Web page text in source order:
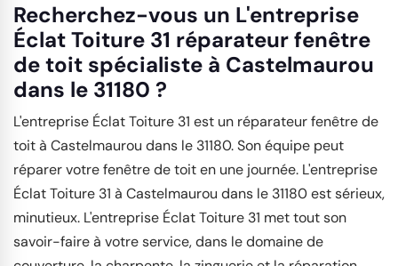
Recherchez-vous un L'entreprise
Éclat Toiture 31 réparateur fenêtre
de toit spécialiste à Castelmaurou
dans le 31180 ?
L'entreprise Éclat Toiture 31 est un réparateur fenêtre de
toit à Castelmaurou dans le 31180. Son équipe peut
réparer votre fenêtre de toit en une journée. L'entreprise
Éclat Toiture 31 à Castelmaurou dans le 31180 est sérieux,
minutieux. L'entreprise Éclat Toiture 31 met tout son
savoir-faire à votre service, dans le domaine de